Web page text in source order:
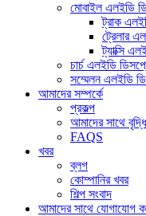
মোবাইল এলইডি
ট্রাক
ট্রেলার
ট্যাক্সি
চার্চ এলইডি
সম্মেলন এলইডি
আমাদের সম্পর্কে
প্রকল্প
আমাদের সাথে বৃদ্ধি
FAQS
খবর
ব্লগ
কোম্পানির খবর
শিল্প সংবাদ
আমাদের সাথে যোগাযোগ